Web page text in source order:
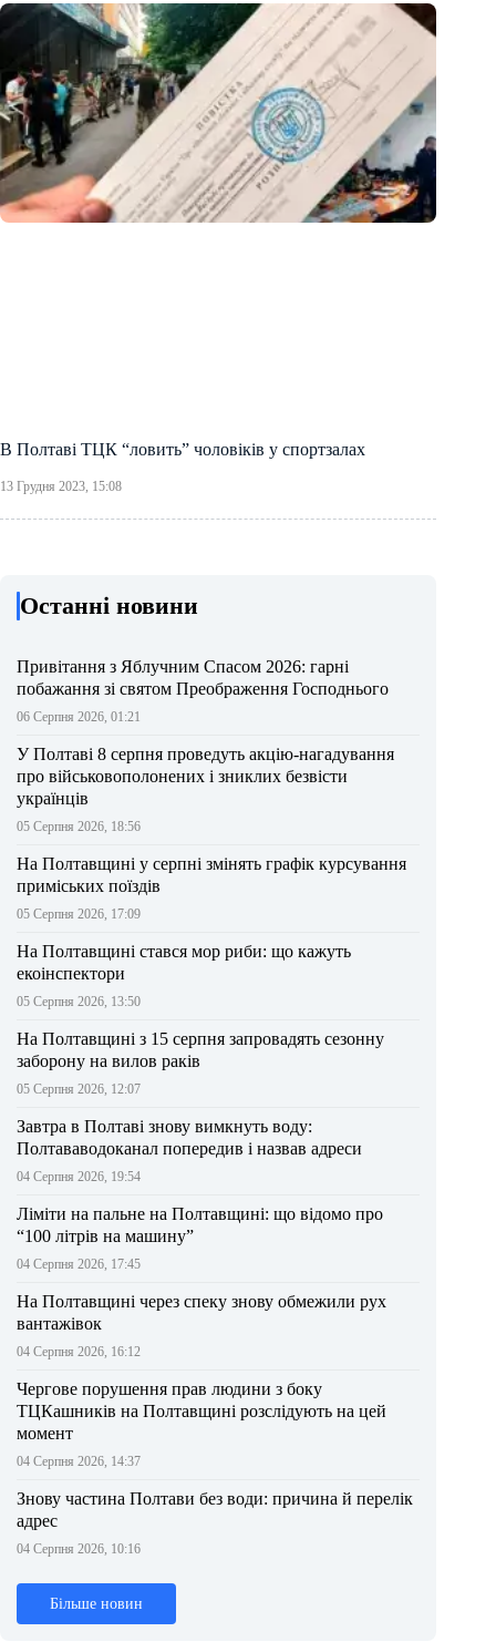
В Полтаві ТЦК “ловить” чоловіків у спортзалах
13 Грудня 2023, 15:08
Останні новини
Привітання з Яблучним Спасом 2026: гарні
побажання зі святом Преображення Господнього
06 Серпня 2026, 01:21
У Полтаві 8 серпня проведуть акцію-нагадування
про військовополонених і зниклих безвісти
українців
05 Серпня 2026, 18:56
На Полтавщині у серпні змінять графік курсування
приміських поїздів
05 Серпня 2026, 17:09
На Полтавщині стався мор риби: що кажуть
екоінспектори
05 Серпня 2026, 13:50
На Полтавщині з 15 серпня запровадять сезонну
заборону на вилов раків
05 Серпня 2026, 12:07
Завтра в Полтаві знову вимкнуть воду:
Полтававодоканал попередив і назвав адреси
04 Серпня 2026, 19:54
Ліміти на пальне на Полтавщині: що відомо про
“100 літрів на машину”
04 Серпня 2026, 17:45
На Полтавщині через спеку знову обмежили рух
вантажівок
04 Серпня 2026, 16:12
Чергове порушення прав людини з боку
ТЦКашників на Полтавщині розслідують на цей
момент
04 Серпня 2026, 14:37
Знову частина Полтави без води: причина й перелік
адрес
04 Серпня 2026, 10:16
Більше новин